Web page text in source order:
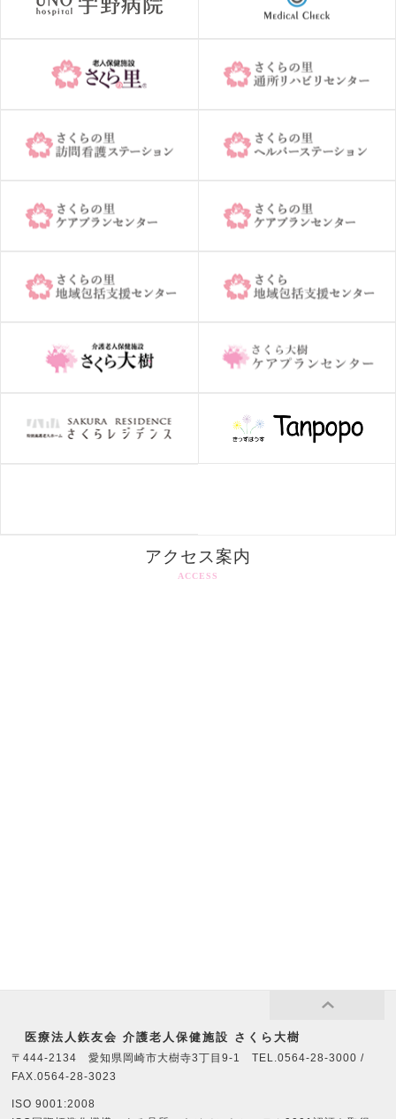
アクセス案内
ACCESS
医療法⼈鉃友会 介護老人保健施設 さくら大樹
〒444-2134 愛知県岡崎市大樹寺3丁目9-1 TEL.0564-28-3000 /
FAX.0564-28-3023
ISO 9001:2008